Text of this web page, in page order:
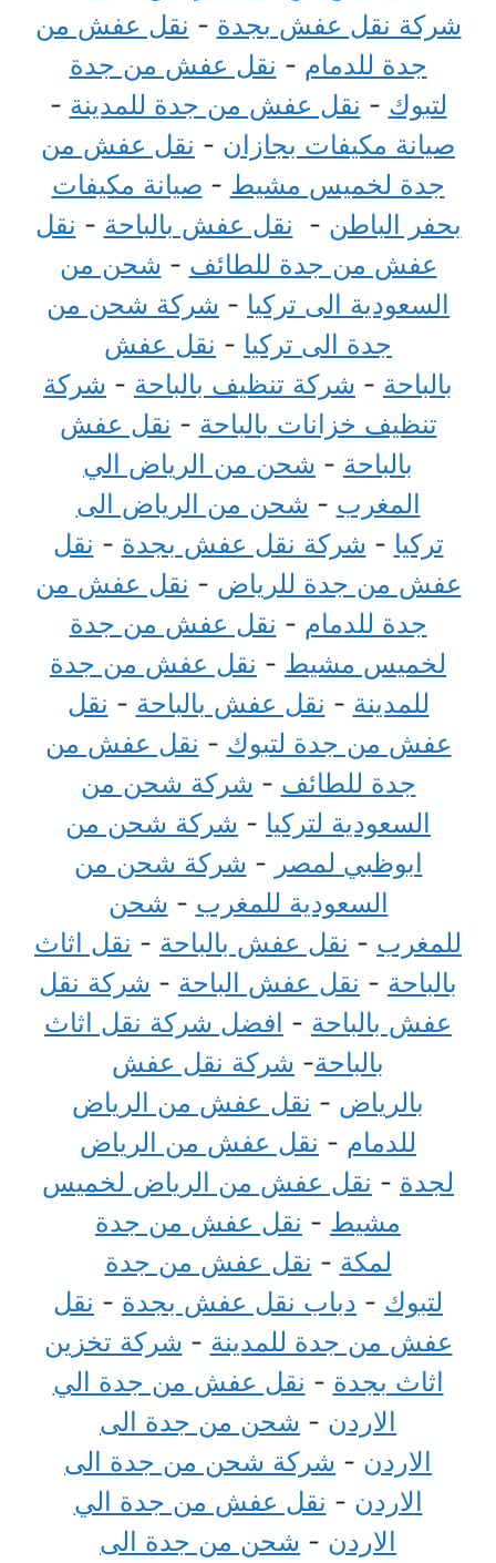
شركة نقل عفش بجدة - نقل عفش من
جدة للدمام - نقل عفش من جدة
لتبوك - نقل عفش من جدة للمدينة -
صيانة مكيفات بجازان - نقل عفش من
جدة لخميس مشيط - صيانة مكيفات
بحفر الباطن - نقل عفش بالباحة - نقل
عفش من جدة للطائف - شحن من
السعودية الى تركيا - شركة شحن من
جدة الى تركيا - نقل عفش
بالباحة - شركة تنظيف بالباحة - شركة
تنظيف خزانات بالباحة - نقل عفش
بالباحة - شحن من الرياض الي
المغرب - شحن من الرياض الى
تركيا - شركة نقل عفش بجدة - نقل
عفش من جدة للرياض - نقل عفش من
جدة للدمام - نقل عفش من جدة
لخميس مشيط - نقل عفش من جدة
للمدينة - نقل عفش بالباحة - نقل
عفش من جدة لتبوك - نقل عفش من
جدة للطائف - شركة شحن من
السعودية لتركيا - شركة شحن من
ابوظبي لمصر - شركة شحن من
السعودية للمغرب - شحن
للمغرب - نقل عفش بالباحة - نقل اثاث
بالباحة - نقل عفش الباحة - شركة نقل
عفش بالباحة - افضل شركة نقل اثاث
بالباحة- شركة نقل عفش
بالرياض - نقل عفش من الرياض
للدمام - نقل عفش من الرياض
لجدة - نقل عفش من الرياض لخميس
مشيط - نقل عفش من جدة
لمكة - نقل عفش من جدة
لتبوك - دباب نقل عفش بجدة - نقل
عفش من جدة للمدينة - شركة تخزين
اثاث بجدة - نقل عفش من جدة الي
الاردن - شحن من جدة الى
الاردن - شركة شحن من جدة الى
الاردن - نقل عفش من جدة الي
الاردن - شحن من جدة الى